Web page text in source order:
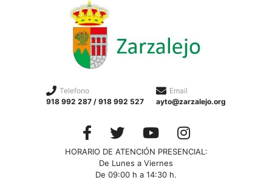
Telefono
918 992 287 / 918 992 527
Email
ayto@zarzalejo.org
HORARIO DE ATENCIÓN PRESENCIAL:
De Lunes a Viernes
De 09:00 h a 14:30 h.